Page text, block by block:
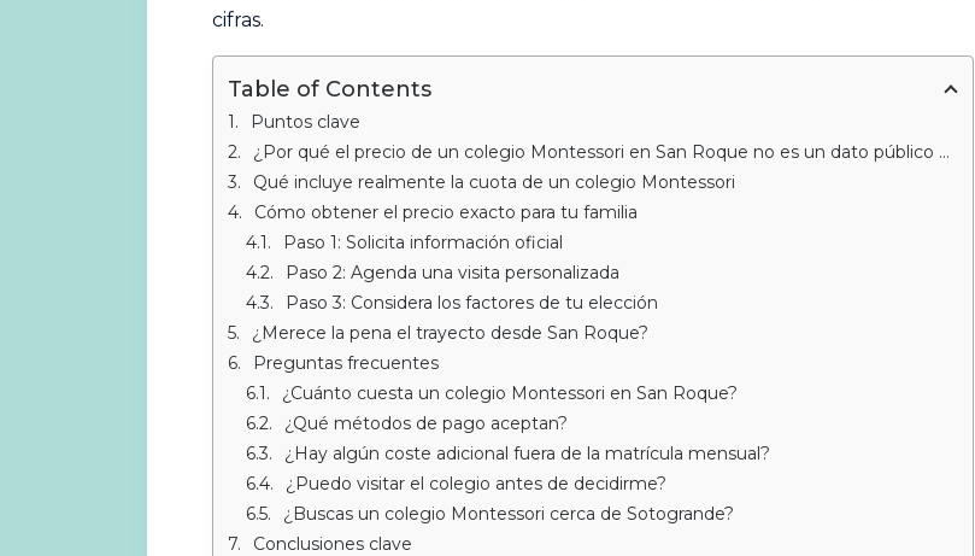
cifras.
Table of Contents
Puntos clave
¿Por qué el precio de un colegio Montessori en San Roque no es un dato público fijo?
Qué incluye realmente la cuota de un colegio Montessori
Cómo obtener el precio exacto para tu familia
Paso 1: Solicita información oficial
Paso 2: Agenda una visita personalizada
Paso 3: Considera los factores de tu elección
¿Merece la pena el trayecto desde San Roque?
Preguntas frecuentes
¿Cuánto cuesta un colegio Montessori en San Roque?
¿Qué métodos de pago aceptan?
¿Hay algún coste adicional fuera de la matrícula mensual?
¿Puedo visitar el colegio antes de decidirme?
¿Buscas un colegio Montessori cerca de Sotogrande?
Conclusiones clave